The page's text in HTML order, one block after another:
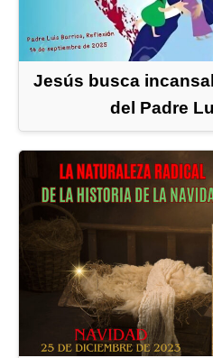
Jesús busca
del Padre